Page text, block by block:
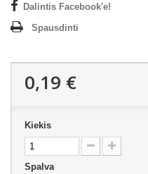
Dalintis Facebook'e!
Spausdinti
0,19 €
Kiekis
Spalva